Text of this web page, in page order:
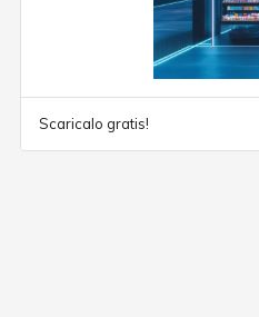
Scaricalo gratis!